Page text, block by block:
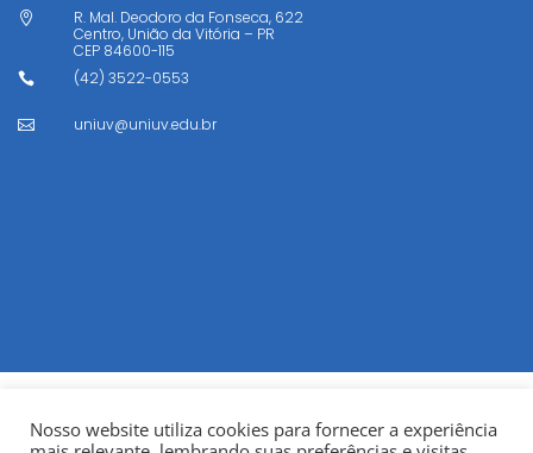

R. Mal. Deodoro da Fonseca, 622
Centro, União da Vitória – PR
CEP 84600-115
 (42) 3522-0553
 uniuv@uniuv.edu.br
Nosso website utiliza cookies para fornecer a experiência